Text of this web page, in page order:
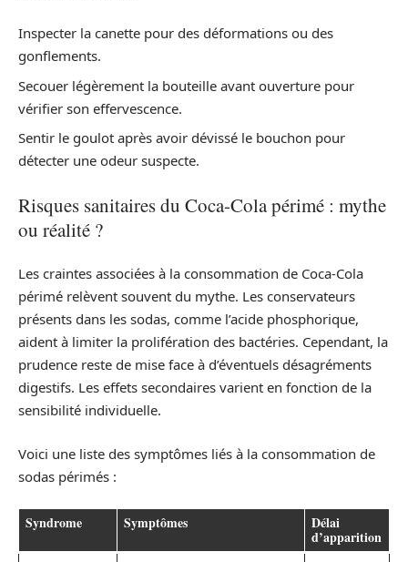
Inspecter la canette pour des déformations ou des
gonflements.
Secouer légèrement la bouteille avant ouverture pour
vérifier son effervescence.
Sentir le goulot après avoir dévissé le bouchon pour
détecter une odeur suspecte.
Risques sanitaires du Coca-Cola périmé : mythe
ou réalité ?
Les craintes associées à la consommation de Coca-Cola
périmé relèvent souvent du mythe. Les conservateurs
présents dans les sodas, comme l’acide phosphorique,
aident à limiter la prolifération des bactéries. Cependant, la
prudence reste de mise face à d’éventuels désagréments
digestifs. Les effets secondaires varient en fonction de la
sensibilité individuelle.
Voici une liste des symptômes liés à la consommation de
sodas périmés :
Syndrome Symptômes Délai
d’apparition